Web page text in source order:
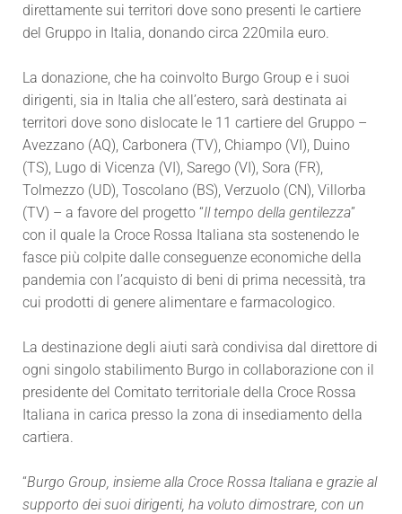
direttamente sui territori dove sono presenti le cartiere
del Gruppo in Italia, donando circa 220mila euro.
La donazione, che ha coinvolto Burgo Group e i suoi
dirigenti, sia in Italia che all’estero, sarà destinata ai
territori dove sono dislocate le 11 cartiere del Gruppo –
Avezzano (AQ), Carbonera (TV), Chiampo (VI), Duino
(TS), Lugo di Vicenza (VI), Sarego (VI), Sora (FR),
Tolmezzo (UD), Toscolano (BS), Verzuolo (CN), Villorba
(TV) – a favore del progetto “Il tempo della gentilezza”
con il quale la Croce Rossa Italiana sta sostenendo le
fasce più colpite dalle conseguenze economiche della
pandemia con l’acquisto di beni di prima necessità, tra
cui prodotti di genere alimentare e farmacologico.
La destinazione degli aiuti sarà condivisa dal direttore di
ogni singolo stabilimento Burgo in collaborazione con il
presidente del Comitato territoriale della Croce Rossa
Italiana in carica presso la zona di insediamento della
cartiera.
“Burgo Group, insieme alla Croce Rossa Italiana e grazie al
supporto dei suoi dirigenti, ha voluto dimostrare, con un